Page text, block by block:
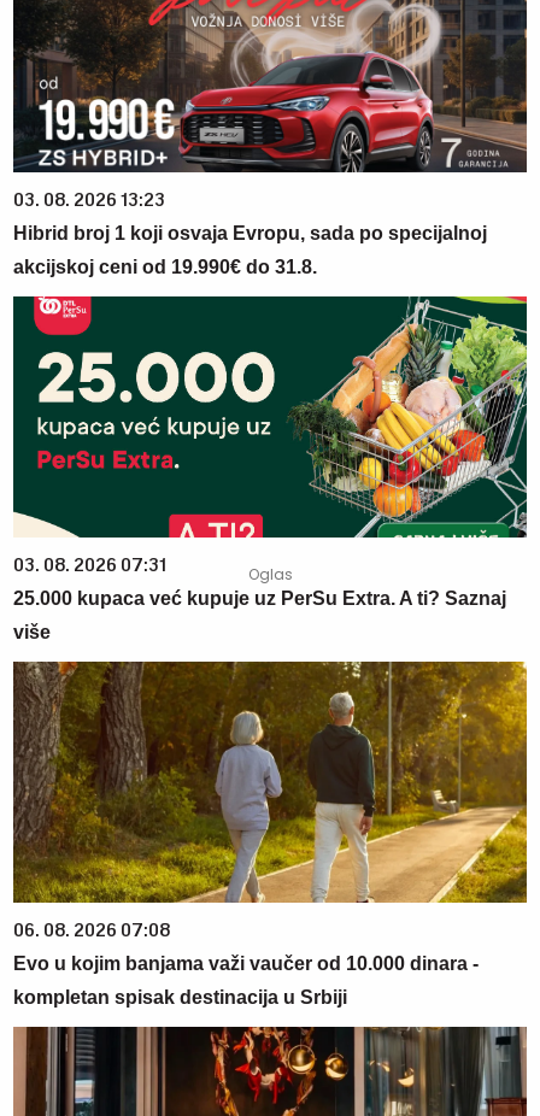
03. 08. 2026 13:23
Hibrid broj 1 koji osvaja Evropu, sada po specijalnoj
akcijskoj ceni od 19.990€ do 31.8.
03. 08. 2026 07:31
25.000 kupaca već kupuje uz PerSu Extra. A ti? Saznaj
više
06. 08. 2026 07:08
Evo u kojim banjama važi vaučer od 10.000 dinara -
kompletan spisak destinacija u Srbiji